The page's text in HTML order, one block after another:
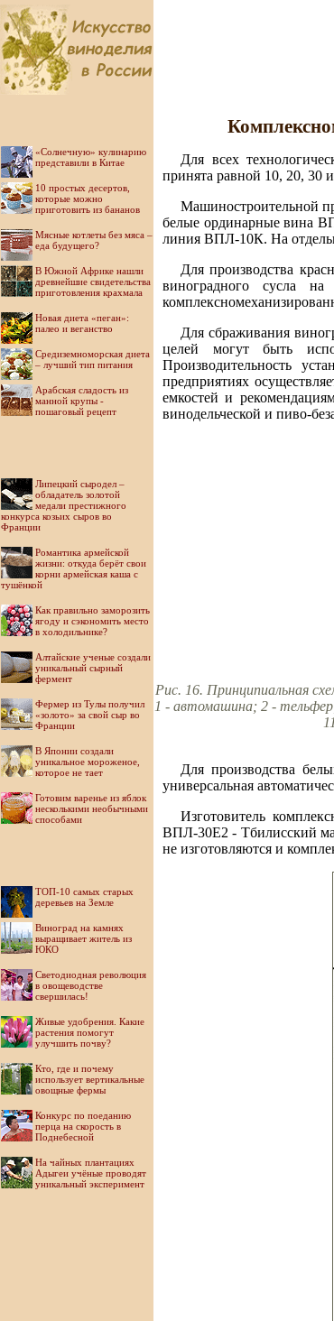
«Солнечную» кулинарию
представили в Китае
10 простых десертов,
которые можно
приготовить из бананов
Мясные котлеты без мяса –
еда будущего?
В Южной Африке нашли
древнейшие свидетельства
приготовления крахмала
Новая диета «пеган»:
палео и веганство
Средиземноморская диета
– лучший тип питания
Арабская сладость из
манной крупы -
пошаговый рецепт
Липецкий сыродел –
обладатель золотой
медали престижного
конкурса козьих сыров во
Франции
Романтика армейской
жизни: откуда берёт свои
корни армейская каша с
тушёнкой
Как правильно заморозить
ягоду и сэкономить место
в холодильнике?
Алтайские ученые создали
уникальный сырный
фермент
Фермер из Тулы получил
«золото» за свой сыр во
Франции
В Японии создали
уникальное мороженое,
которое не тает
Готовим варенье из яблок
несколькими необычными
способами
ТОП-10 самых старых
деревьев на Земле
Виноград на камнях
выращивает житель из
ЮКО
Светодиодная революция
в овощеводстве
свершилась!
Живые удобрения. Какие
растения помогут
улучшить почву?
Кто, где и почему
использует вертикальные
овощные фермы
Конкурс по поеданию
перца на скорость в
Поднебесной
На чайных плантациях
Адыгеи учёные проводят
уникальный эксперимент
Для всех
принята равной 10, 20, 30
Машиностроительной
белые ординарные вина
линия ВПЛ-10К. На
Для производства
виноградного сусла
Для сбраживания
целей могут быть
Производительность
предприятиях
емкостей и
винодельческой и пиво-
Рис. 16. Принципиальная
1 - автомашина; 2 - тельфер;
Для производства
универсальная
Изготовитель
ВПЛ-30Е2 - Тбилисский
не изготовляются и